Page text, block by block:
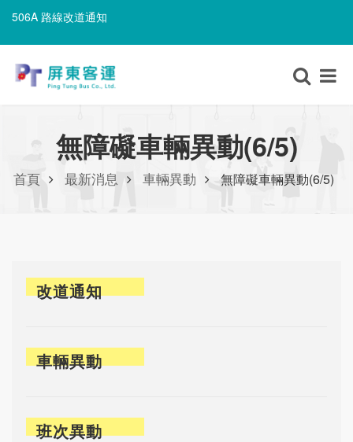
506A 路線改道通知
506A 路線改道通知
無障礙車輛異動(6/5)
首頁 最新消息 車輛異動 無障礙車輛異動(6/5)
改道通知
車輛異動
班次異動